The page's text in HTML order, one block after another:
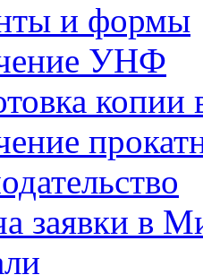
и формы
УНФ
копии
заявки в